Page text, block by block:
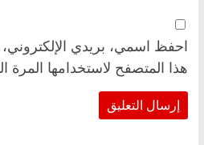
احفظ اسمي، بريدي الإلكتروني،
هذا المتصفح لاستخدامها المرة